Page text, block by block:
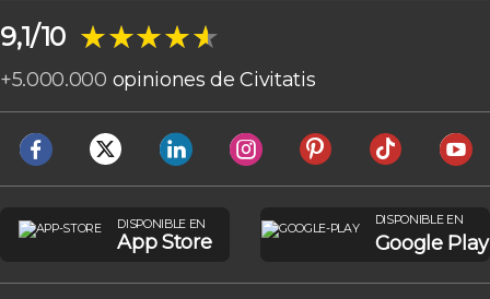
9,1/10 ★★★★★
★★★★★
+5.000.000 opiniones de Civitatis
DISPONIBLE EN
App Store
DISPONIBLE EN
Google Play